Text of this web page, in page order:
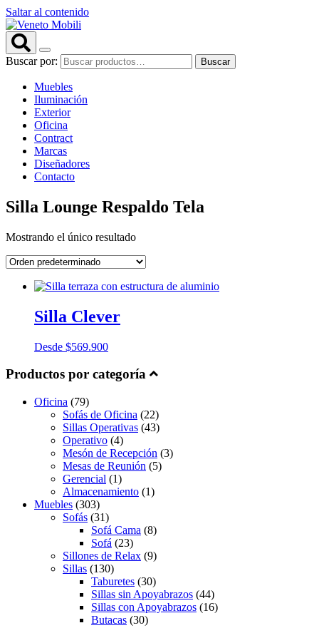
Saltar al contenido
Buscar por: Buscar
Muebles
Iluminación
Exterior
Oficina
Contract
Marcas
Diseñadores
Contacto
Silla Lounge Respaldo Tela
Mostrando el único resultado
Silla Clever
Desde $569.900
Productos por categoría
Oficina (79)
Sofás de Oficina (22)
Sillas Operativas (43)
Operativo (4)
Mesón de Recepción (3)
Mesas de Reunión (5)
Gerencial (1)
Almacenamiento (1)
Muebles (303)
Sofás (31)
Sofá Cama (8)
Sofá (23)
Sillones de Relax (9)
Sillas (130)
Taburetes (30)
Sillas sin Apoyabrazos (44)
Sillas con Apoyabrazos (16)
Butacas (30)